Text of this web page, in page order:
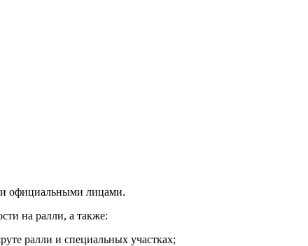
официальными лицами.
на ралли, а также:
ралли и специальных участках;